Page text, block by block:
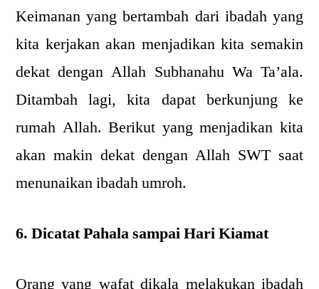
Keimanan yang bertambah dari ibadah yang
kita kerjakan akan menjadikan kita semakin
dekat dengan Allah Subhanahu Wa Ta’ala.
Ditambah lagi, kita dapat berkunjung ke
rumah Allah. Berikut yang menjadikan kita
akan makin dekat dengan Allah SWT saat
menunaikan ibadah umroh.
6. Dicatat Pahala sampai Hari Kiamat
Orang yang wafat dikala melakukan ibadah